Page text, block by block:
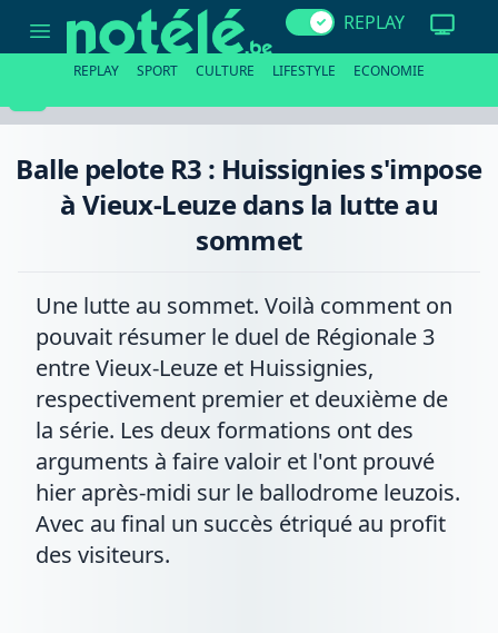
pelote
dans
REPLAY
REPLAY SPORT CULTURE LIFESTYLE ECONOMIE
Balle pelote R3 : Huissignies s'impose
à Vieux-Leuze dans la lutte au
sommet
Une lutte au sommet. Voilà comment on
pouvait résumer le duel de Régionale 3
entre Vieux-Leuze et Huissignies,
respectivement premier et deuxième de
la série. Les deux formations ont des
arguments à faire valoir et l'ont prouvé
hier après-midi sur le ballodrome leuzois.
Avec au final un succès étriqué au profit
des visiteurs.